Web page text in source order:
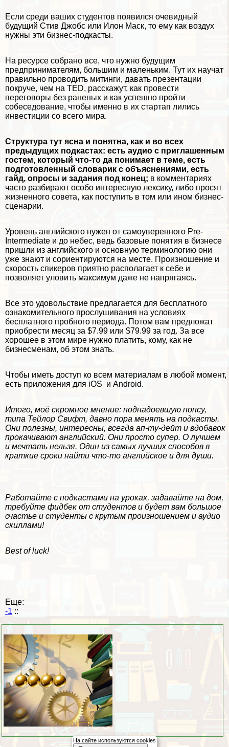
Если среди ваших студентов появился очевидный
будущий Стив Джобс или Илон Маск, то ему как воздух
нужны эти бизнес-подкасты.
На ресурсе собрано все, что нужно будущим
предпринимателям, большим и маленьким. Тут их научат
правильно проводить митинги, давать презентации
покруче, чем на TED, расскажут, как провести
переговоры без раненых и как успешно пройти
собеседование, чтобы именно в их стартап лились
инвестиции со всего мира.
Структура тут ясна и понятна, как и во всех
предыдущих подкастах: есть аудио с приглашенным
гостем, который что-то да понимает в теме, есть
подготовленный словарик с объяснениями, есть
гайд, опросы и задания под конец; в комментариях
часто разбирают особо интересную лексику, либо просят
жизненного совета, как поступить в том или ином бизнес-
сценарии.
Уровень английского нужен от самоуверенного Pre-
Intermediate и до небес, ведь базовые понятия в бизнесе
пришли из английского и основную терминологию они
уже знают и сориентируются на месте. Произношение и
скорость спикеров приятно располагает к себе и
позволяет уловить максимум даже не напрягаясь.
Все это удовольствие предлагается для бесплатного
ознакомительного прослушивания на условиях
бесплатного пробного периода. Потом вам предложат
приобрести месяц за $7.99 или $79.99 за год. За все
хорошее в этом мире нужно платить, кому, как не
бизнесменам, об этом знать.
Чтобы иметь доступ ко всем материалам в любой момент,
есть приложения для iOS и Android.
Итого, моё скромное мнение: поднадоевшую попсу,
типа Тейлор Свифт, давно пора менять на подкасты.
Они полезны, интересны, всегда ап-ту-дейт и вдобавок
прокачивают английский. Они просто супер. О лучшем
и мечтать нельзя. Один из самых лучших способов в
краткие сроки найти что-то английское и для души.
Работайте с подкастами на уроках, задавайте на дом,
требуйте фидбек от студентов и будет вам большое
счастье и студенты с крутым произношением и аудио
скиллами!
Best of luck!
Еще:
-1 ::
На сайте используются cookies